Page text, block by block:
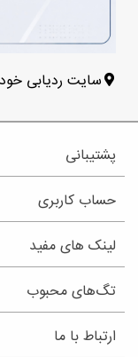
سایت ردیابی
پشتیبانی
حساب کاربری
لینک های مفید
تگ‌های محبوب
ارتباط با ما